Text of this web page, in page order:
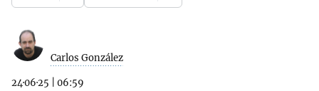
Carlos González
24·06·25 06:59